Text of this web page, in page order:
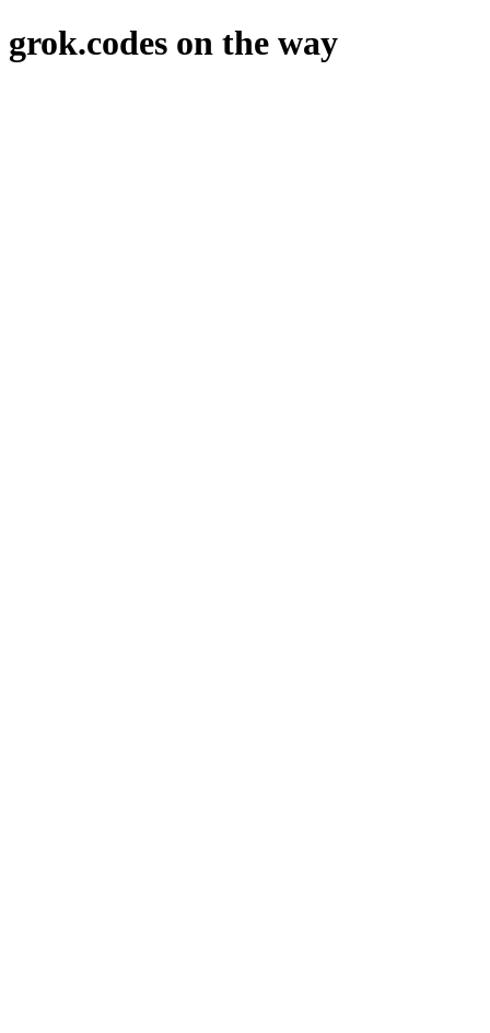
grok.codes on the way